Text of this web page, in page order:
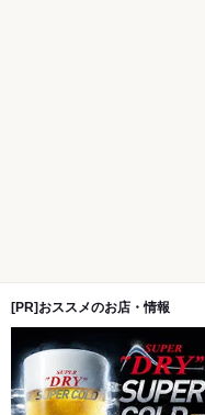
[PR]おススメのお店・情報